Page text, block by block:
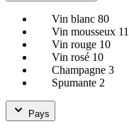
Vin blanc 80
Vin mousseux 11
Vin rouge 10
Vin rosé 10
Champagne 3
Spumante 2
Pays